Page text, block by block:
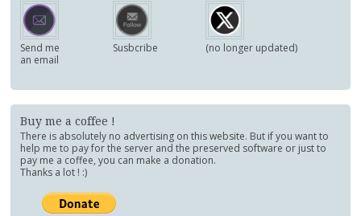
Send me
an email
Susbcribe (no longer updated)
Buy me a coffee !
There is absolutely no advertising on this website. But if you want to
help me to pay for the server and the preserved software or just to
pay me a coffee, you can make a donation.
Thanks a lot ! :)